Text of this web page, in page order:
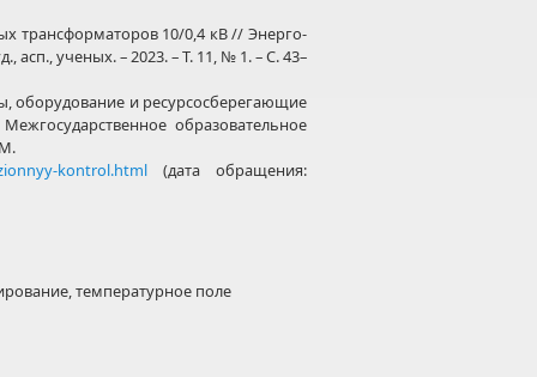
трансформаторов 10/0,4 кВ // Энерго-
ученых. – 2023. – Т. 11, № 1. – С. 43–
оборудование и ресурсосберегающие
образовательное
kontrol.html(дата обращения:
температурное поле